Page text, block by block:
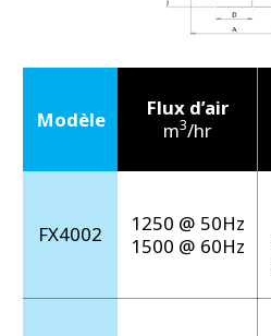
Modèle
Flux d’air
m3/hr
FX4002
1250 @ 50Hz
1500 @ 60Hz